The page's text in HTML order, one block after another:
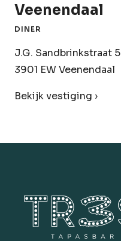
Veenendaal
DINER
J.G. Sandbrinkstraat 5
3901 EW Veenendaal
Bekijk vestiging ›